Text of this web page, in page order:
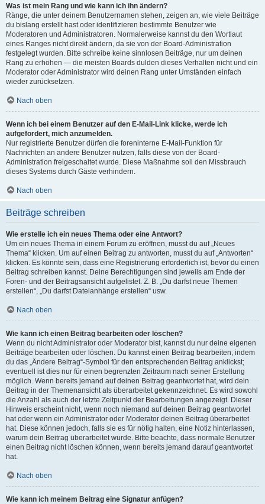
Was ist mein Rang und wie kann ich ihn ändern?
Ränge, die unter deinem Benutzernamen stehen, zeigen an, wie viele Beiträge
du bislang erstellt hast oder identifizieren bestimmte Benutzer wie
Moderatoren und Administratoren. Normalerweise kannst du den Wortlaut
eines Ranges nicht direkt ändern, da sie von der Board-Administration
festgelegt wurden. Bitte schreibe keine sinnlosen Beiträge, nur um deinen
Rang zu erhöhen — die meisten Boards dulden dieses Verhalten nicht und ein
Moderator oder Administrator wird deinen Rang unter Umständen einfach
wieder zurücksetzen.
Nach oben
Wenn ich bei einem Benutzer auf den E-Mail-Link klicke, werde ich
aufgefordert, mich anzumelden.
Nur registrierte Benutzer dürfen die foreninterne E-Mail-Funktion für
Nachrichten an andere Benutzer nutzen, falls diese von der Board-
Administration freigeschaltet wurde. Diese Maßnahme soll den Missbrauch
dieses Systems durch Gäste verhindern.
Nach oben
Beiträge schreiben
Wie erstelle ich ein neues Thema oder eine Antwort?
Um ein neues Thema in einem Forum zu eröffnen, musst du auf „Neues
Thema“ klicken. Um auf einen Beitrag zu antworten, musst du auf „Antworten“
klicken. Es könnte sein, dass eine Registrierung erforderlich ist, bevor du einen
Beitrag schreiben kannst. Deine Berechtigungen sind jeweils am Ende der
Foren- und der Beitragsansicht aufgelistet. Z. B. „Du darfst neue Themen
erstellen“, „Du darfst Dateianhänge erstellen“ usw.
Nach oben
Wie kann ich einen Beitrag bearbeiten oder löschen?
Wenn du nicht Administrator oder Moderator bist, kannst du nur deine eigenen
Beiträge bearbeiten oder löschen. Du kannst einen Beitrag bearbeiten, indem
du das „Ändere Beitrag“-Symbol für den entsprechenden Beitrag anklickst;
eventuell ist dies nur für einen begrenzten Zeitraum nach seiner Erstellung
möglich. Wenn bereits jemand auf deinen Beitrag geantwortet hat, wird dein
Beitrag in der Themenansicht als überarbeitet gekennzeichnet. Es wird sowohl
die Anzahl als auch der letzte Zeitpunkt der Bearbeitungen angezeigt. Dieser
Hinweis erscheint nicht, wenn noch niemand auf deinen Beitrag geantwortet
hat oder wenn ein Administrator oder Moderator deinen Beitrag überarbeitet
hat. Diese können jedoch, falls sie es für nötig halten, eine Notiz hinterlassen,
warum dein Beitrag überarbeitet wurde. Bitte beachte, dass normale Benutzer
einen Beitrag nicht löschen können, wenn bereits jemand darauf geantwortet
hat.
Nach oben
Wie kann ich meinem Beitrag eine Signatur anfügen?